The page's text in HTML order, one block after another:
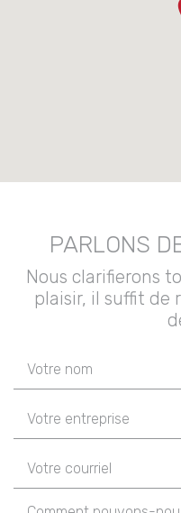
PARLONS
Nous clarifierons
plaisir, il suffit de